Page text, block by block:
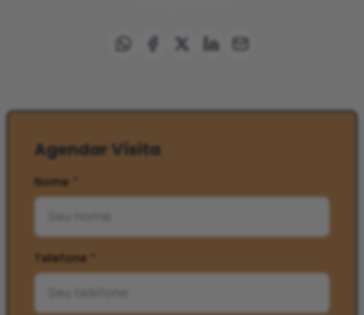
Agendar Visita
Nome *
Telefone *